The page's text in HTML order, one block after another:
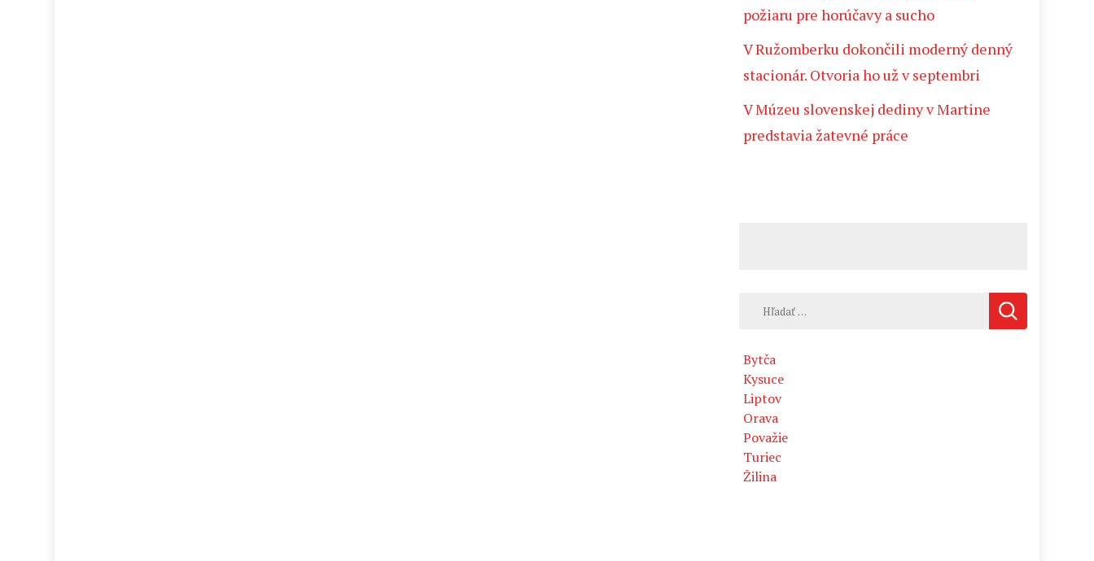
požiaru pre horúčavy a sucho
V Ružomberku dokončili moderný denný
stacionár. Otvoria ho už v septembri
V Múzeu slovenskej dediny v Martine
predstavia žatevné práce
Hľadať:
Bytča
Kysuce
Liptov
Orava
Považie
Turiec
Žilina